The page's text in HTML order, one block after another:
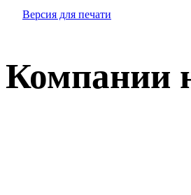
Версия для печати
Компании